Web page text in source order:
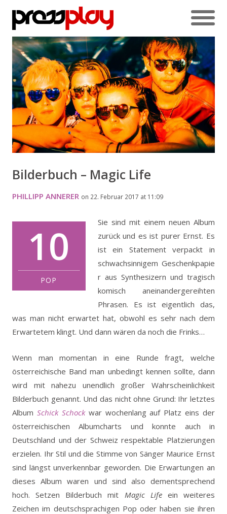
Bilderbuch – Magic Life
PHILLIPP ANNERER on 22. Februar 2017 at 11:09
10
POP
Sie sind mit einem neuen Album
zurück und es ist purer Ernst. Es
ist ein Statement verpackt in
schwachsinnigem Geschenkpapie
r aus Synthesizern und tragisch
komisch aneinandergereihten
Phrasen. Es ist eigentlich das,
was man nicht erwartet hat, obwohl es sehr nach dem
Erwartetem klingt. Und dann wären da noch die Frinks…
Wenn man momentan in eine Runde fragt, welche
österreichische Band man unbedingt kennen sollte, dann
wird mit nahezu unendlich großer Wahrscheinlichkeit
Bilderbuch genannt. Und das nicht ohne Grund: Ihr letztes
Album Schick Schockwar wochenlang auf Platz eins der
österreichischen Albumcharts und konnte auch in
Deutschland und der Schweiz respektable Platzierungen
erzielen. Ihr Stil und die Stimme von Sänger Maurice Ernst
sind längst unverkennbar geworden. Die Erwartungen an
dieses Album waren und sind also dementsprechend
hoch. Setzen Bilderbuch mit Magic Lifeein weiteres
Zeichen im deutschsprachigen Pop oder haben sie ihren